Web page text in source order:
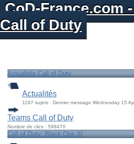
CoD-France.com
Call of Duty
Actualités Call of Duty
Actualités
1197 sujets · Dernier message Wednesday 15
Teams Call of Duty
Nombre de clics : 598470
Call of Duty: Black Ops III